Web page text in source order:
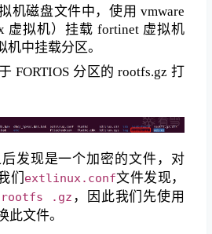
机磁盘文件中，使用 vmware
虚拟机）挂载 fortinet 虚拟机
中挂载分区。
FORTIOS 分区的 rootfs.gz 打
后发现是一个加密的文件，对
们 extlinux.conf文件发现，
rootfs .gz ，因此我们先使用
此文件。